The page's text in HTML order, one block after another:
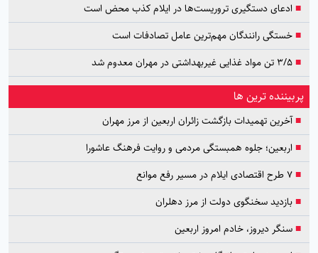
■ ادعای دستگیری تروریست‌ها در ایلام کذب محض است
■خستگی رانندگان مهم‌ترین عامل تصادفات است
■۳/۵ تن مواد غذایی غیربهداشتی در مهران معدوم شد
پربیننده ترین ها
■آخرین تهمیدات بازگشت زائران اربعین از مرز مهران
■ اربعین؛ جلوه همبستگی مردمی و روایت فرهنگ عاشورا
■۷ طرح اقتصادی ایلام در مسیر رفع موانع
■بازدید سخنگوی دولت از مرز دهلران
■سنگر دیروز، خادم امروز اربعین